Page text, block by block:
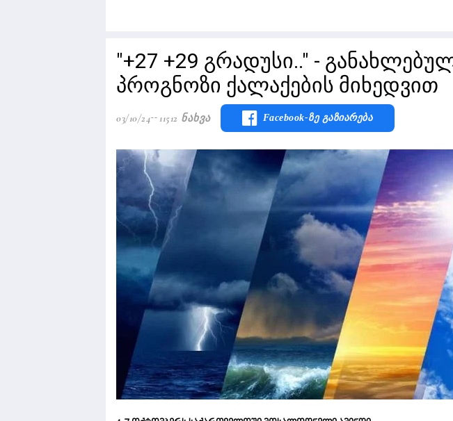
"+27 +29 გრადუსი.." -
პროგნოზი ქალაქების მიხედვით
03/10/24 11512 Ნახვა Facebook-Ზე Გაზიარება